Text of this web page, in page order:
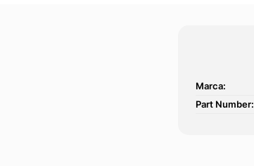
Marca:
Part Number: